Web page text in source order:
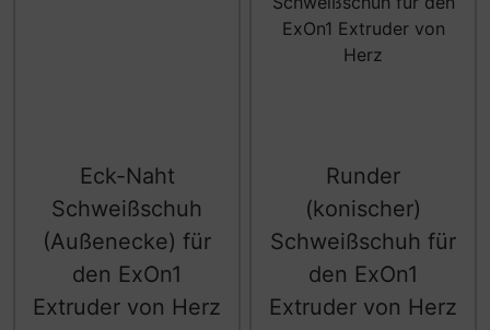
Eck-Naht
Schweißschuh
(Außenecke) für
den ExOn1
Extruder von Herz
Runder
(konischer)
Schweißschuh für
den ExOn1
Extruder von Herz